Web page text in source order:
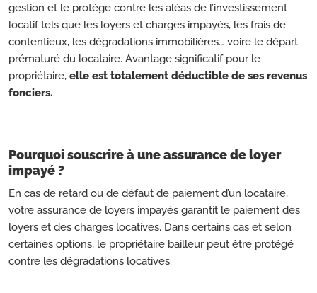
gestion et le protège contre les aléas de l’investissement
locatif tels que les loyers et charges impayés, les frais de
contentieux, les dégradations immobilières… voire le départ
prématuré du locataire. Avantage significatif pour le
propriétaire, elle est totalement déductible de ses revenus
fonciers.
Pourquoi souscrire à une assurance de loyer
impayé ?
En cas de retard ou de défaut de paiement d’un locataire,
votre assurance de loyers impayés garantit le paiement des
loyers et des charges locatives. Dans certains cas et selon
certaines options, le propriétaire bailleur peut être protégé
contre les dégradations locatives.